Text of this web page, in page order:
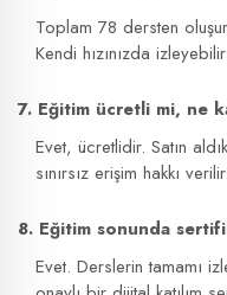
Toplam 78 dersten
Kendi hızınızda
7. Eğitim ücretli mi, ne
Evet, ücretlidir. Satın
sınırsız erişim hakkı verilir.
8. Eğitim sonunda
Evet. Derslerin tamamı